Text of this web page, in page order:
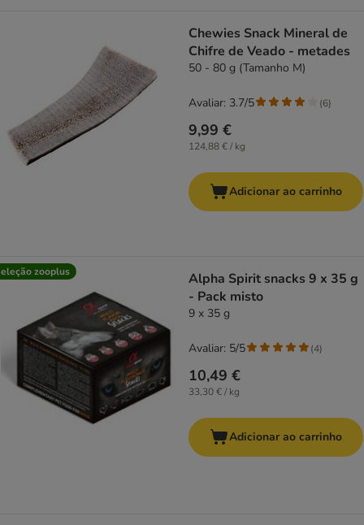
Chewies Snack Mineral de
Chifre de Veado - metades
50 - 80 g (Tamanho M)
9,99 €
124,88 € / kg
Avaliar: 3.7/5 (6)
Adicionar ao carrinho
zooplus
Alpha Spirit snacks 9 x 35 g
- Pack misto
9 x 35 g
10,49 €
33,30 € / kg
Avaliar: 5/5 (4)
Adicionar ao carrinho